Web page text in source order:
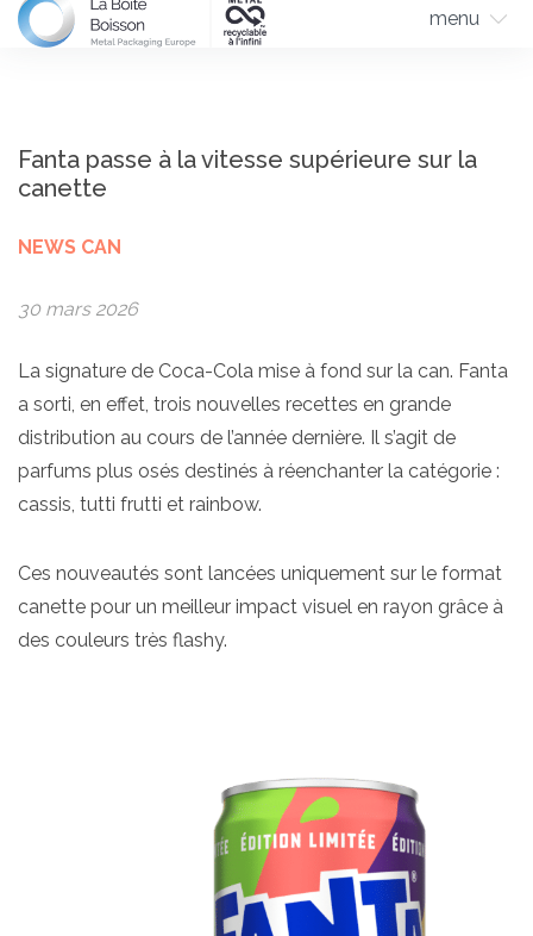
menu
Fanta passe à la vitesse supérieure sur la
canette
NEWS CAN
30 mars 2026
La signature de Coca-Cola mise à fond sur la can. Fanta
a sorti, en effet, trois nouvelles recettes en grande
distribution au cours de l’année dernière. Il s’agit de
parfums plus osés destinés à réenchanter la catégorie :
cassis, tutti frutti et rainbow.
Ces nouveautés sont lancées uniquement sur le format
canette pour un meilleur impact visuel en rayon grâce à
des couleurs très flashy.